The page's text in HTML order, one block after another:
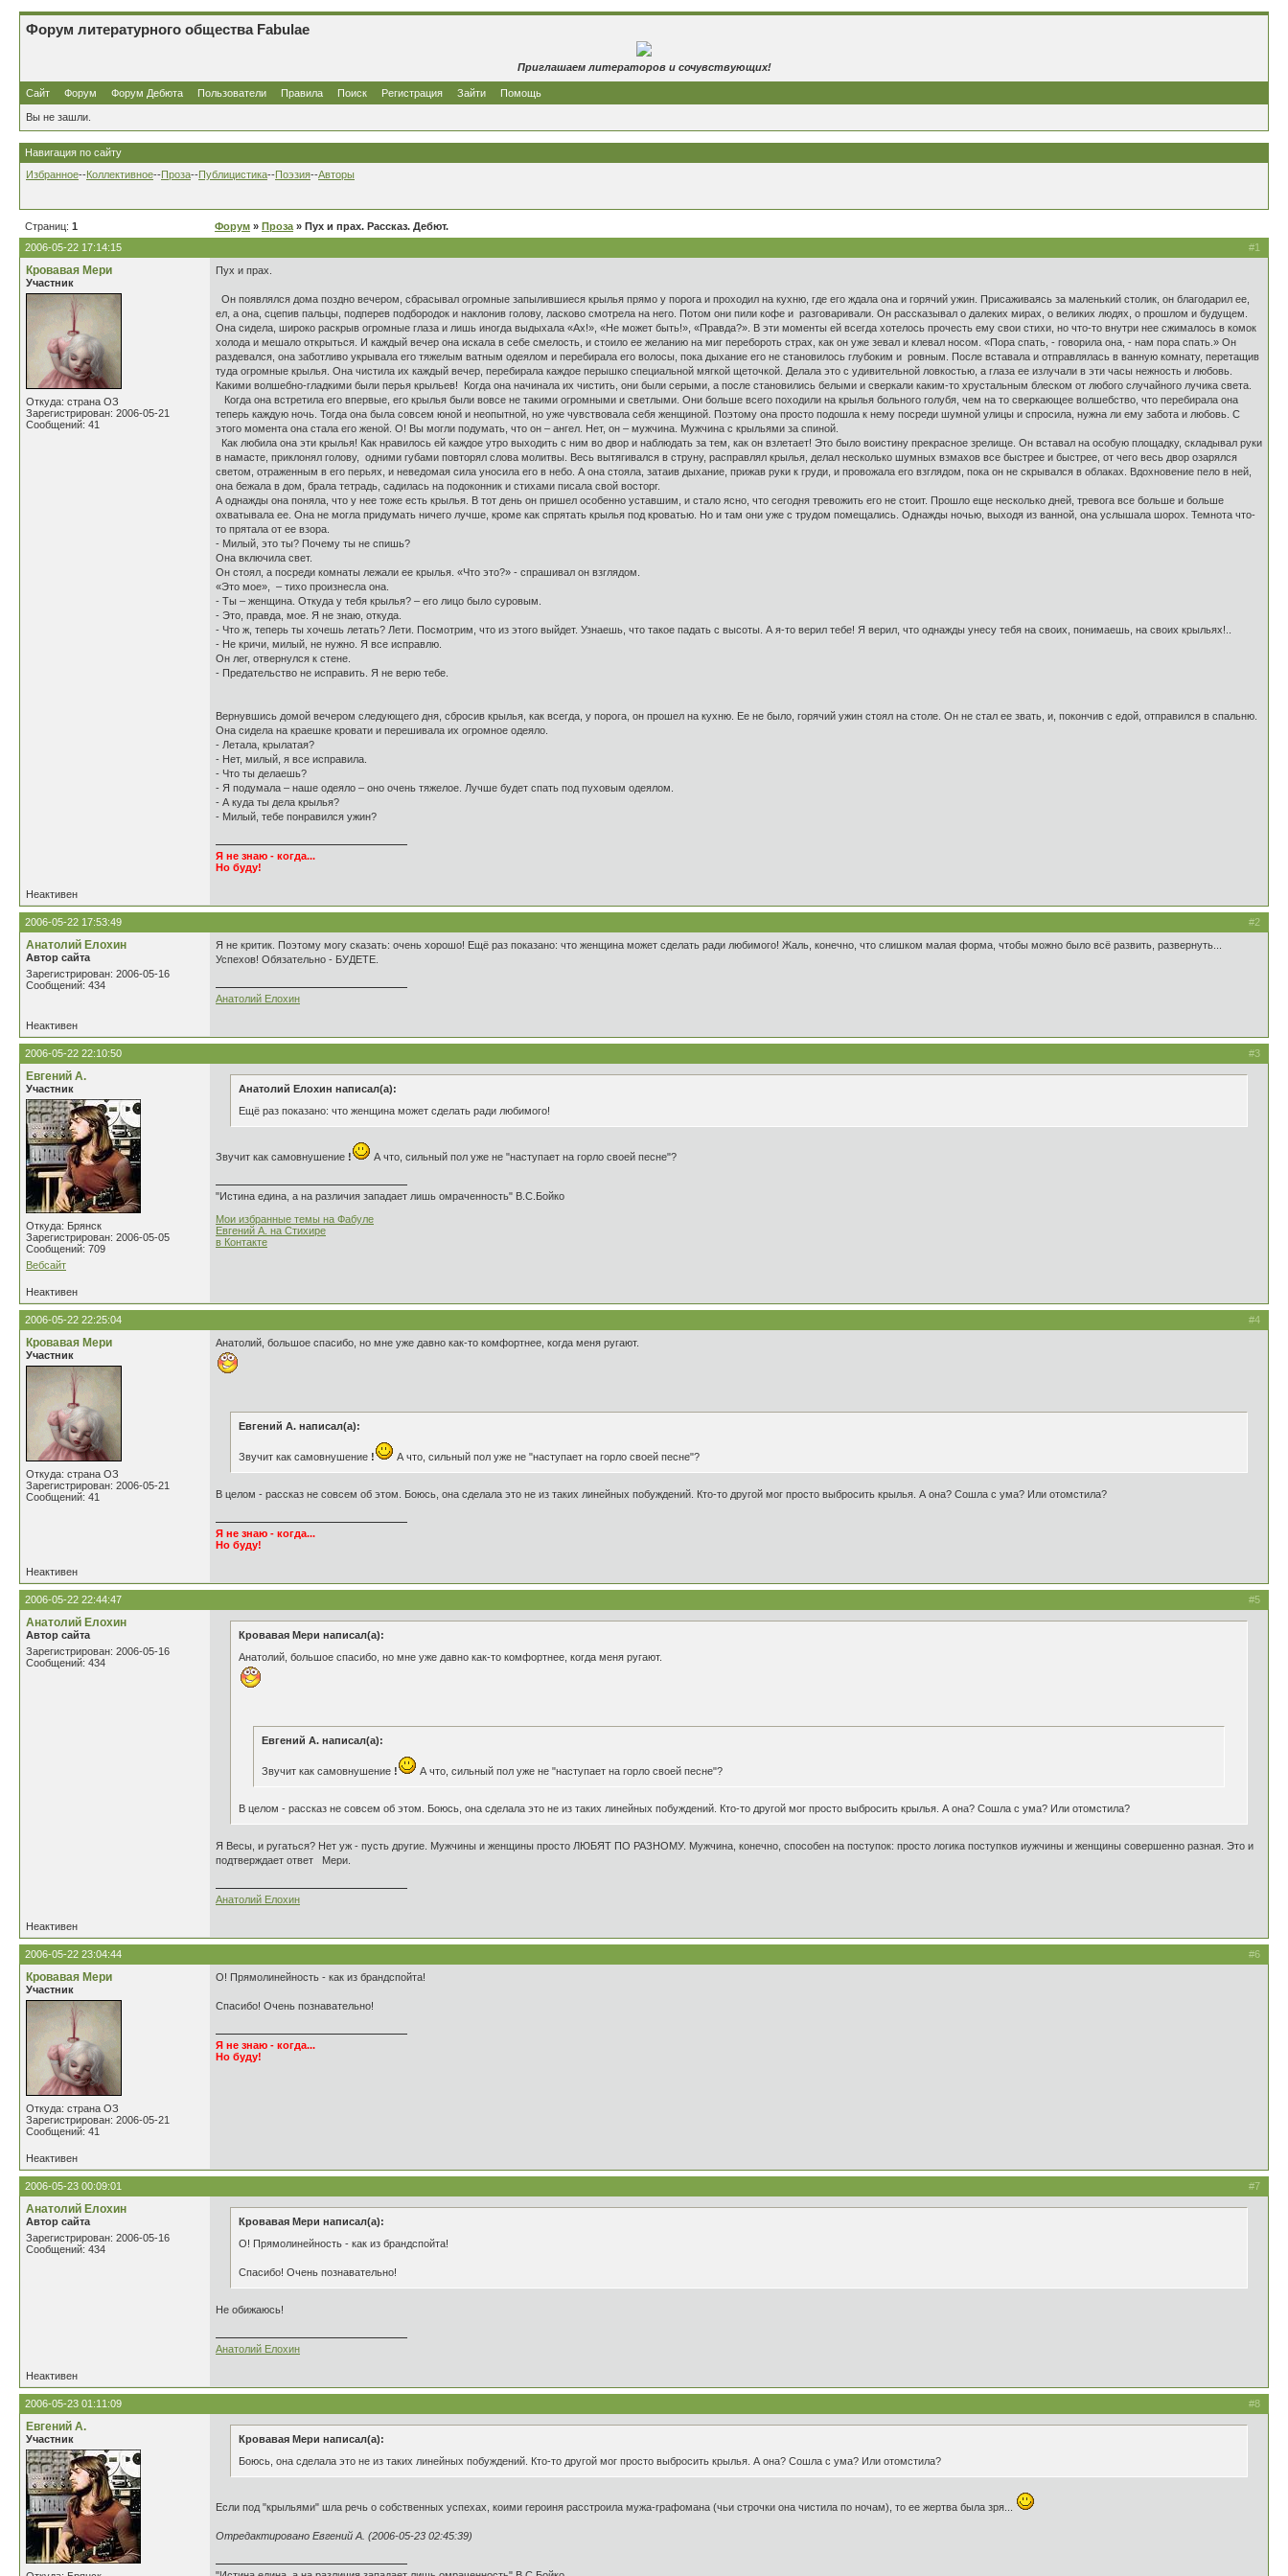
Форум литературного общества Fabulae
Приглашаем литераторов и сочувствующих!
Сайт Форум Форум Дебюта Пользователи Правила Поиск Регистрация Зайти Помощь
Вы не зашли.
Навигация по сайту
Избранное--Коллективное--Проза--Публицистика--Поэзия--Авторы
Страниц: 1 Форум » Проза » Пух и прах. Рассказ. Дебют.
#1
2006-05-22 17:14:15
Кровавая Мери
Участник
Откуда: страна ОЗ
Зарегистрирован: 2006-05-21
Сообщений: 41
Пух и прах.
Он появлялся дома поздно вечером, сбрасывал огромные запылившиеся крылья прямо у порога и проходил на кухню, где его ждала она и горячий ужин. Присаживаясь за маленький столик, он благодарил ее,
ел, а она, сцепив пальцы, подперев подбородок и наклонив голову, ласково смотрела на него. Потом они пили кофе и разговаривали. Он рассказывал о далеких мирах, о великих людях, о прошлом и будущем.
Она сидела, широко раскрыв огромные глаза и лишь иногда выдыхала «Ах!», «Не может быть!», «Правда?». В эти моменты ей всегда хотелось прочесть ему свои стихи, но что-то внутри нее сжималось в комок
холода и мешало открыться. И каждый вечер она искала в себе смелость, и стоило ее желанию на миг перебороть страх, как он уже зевал и клевал носом. «Пора спать, - говорила она, - нам пора спать.» Он
раздевался, она заботливо укрывала его тяжелым ватным одеялом и перебирала его волосы, пока дыхание его не становилось глубоким и ровным. После вставала и отправлялась в ванную комнату, перетащив
туда огромные крылья. Она чистила их каждый вечер, перебирала каждое перышко специальной мягкой щеточкой. Делала это с удивительной ловкостью, а глаза ее излучали в эти часы нежность и любовь.
Какими волшебно-гладкими были перья крыльев! Когда она начинала их чистить, они были серыми, а после становились белыми и сверкали каким-то хрустальным блеском от любого случайного лучика света.
Когда она встретила его впервые, его крылья были вовсе не такими огромными и светлыми. Они больше всего походили на крылья больного голубя, чем на то сверкающее волшебство, что перебирала она
теперь каждую ночь. Тогда она была совсем юной и неопытной, но уже чувствовала себя женщиной. Поэтому она просто подошла к нему посреди шумной улицы и спросила, нужна ли ему забота и любовь. С
этого момента она стала его женой. О! Вы могли подумать, что он – ангел. Нет, он – мужчина. Мужчина с крыльями за спиной.
Как любила она эти крылья! Как нравилось ей каждое утро выходить с ним во двор и наблюдать за тем, как он взлетает! Это было воистину прекрасное зрелище. Он вставал на особую площадку, складывал руки
в намасте, приклонял голову, одними губами повторял слова молитвы. Весь вытягивался в струну, расправлял крылья, делал несколько шумных взмахов все быстрее и быстрее, от чего весь двор озарялся
светом, отраженным в его перьях, и неведомая сила уносила его в небо. А она стояла, затаив дыхание, прижав руки к груди, и провожала его взглядом, пока он не скрывался в облаках. Вдохновение пело в ней,
она бежала в дом, брала тетрадь, садилась на подоконник и стихами писала свой восторг.
А однажды она поняла, что у нее тоже есть крылья. В тот день он пришел особенно уставшим, и стало ясно, что сегодня тревожить его не стоит. Прошло еще несколько дней, тревога все больше и больше
охватывала ее. Она не могла придумать ничего лучше, кроме как спрятать крылья под кроватью. Но и там они уже с трудом помещались. Однажды ночью, выходя из ванной, она услышала шорох. Темнота что-
то прятала от ее взора.
- Милый, это ты? Почему ты не спишь?
Она включила свет.
Он стоял, а посреди комнаты лежали ее крылья. «Что это?» - спрашивал он взглядом.
«Это мое», – тихо произнесла она.
- Ты – женщина. Откуда у тебя крылья? – его лицо было суровым.
- Это, правда, мое. Я не знаю, откуда.
- Что ж, теперь ты хочешь летать? Лети. Посмотрим, что из этого выйдет. Узнаешь, что такое падать с высоты. А я-то верил тебе! Я верил, что однажды унесу тебя на своих, понимаешь, на своих крыльях!..
- Не кричи, милый, не нужно. Я все исправлю.
Он лег, отвернулся к стене.
- Предательство не исправить. Я не верю тебе.
Вернувшись домой вечером следующего дня, сбросив крылья, как всегда, у порога, он прошел на кухню. Ее не было, горячий ужин стоял на столе. Он не стал ее звать, и, покончив с едой, отправился в спальню.
Она сидела на краешке кровати и перешивала их огромное одеяло.
- Летала, крылатая?
- Нет, милый, я все исправила.
- Что ты делаешь?
- Я подумала – наше одеяло – оно очень тяжелое. Лучше будет спать под пуховым одеялом.
- А куда ты дела крылья?
- Милый, тебе понравился ужин?
Я не знаю - когда...
Но буду!
Неактивен
#2
2006-05-22 17:53:49
Анатолий Елохин
Автор сайта
Зарегистрирован: 2006-05-16
Сообщений: 434
Я не критик. Поэтому могу сказать: очень хорошо! Ещё раз показано: что женщина может сделать ради любимого! Жаль, конечно, что слишком малая форма, чтобы можно было всё развить, развернуть...
Успехов! Обязательно - БУДЕТЕ.
Анатолий Елохин
Неактивен
#3
2006-05-22 22:10:50
Евгений А.
Участник
Откуда: Брянск
Зарегистрирован: 2006-05-05
Сообщений: 709
Вебсайт
Анатолий Елохин написал(а):
Ещё раз показано: что женщина может сделать ради любимого!
Звучит как самовнушение ! А что, сильный пол уже не "наступает на горло своей песне"?
"Истина едина, а на различия западает лишь омраченность" В.С.Бойко
Мои избранные темы на Фабуле
Евгений А. на Стихире
в Контакте
Неактивен
#4
2006-05-22 22:25:04
Кровавая Мери
Участник
Откуда: страна ОЗ
Зарегистрирован: 2006-05-21
Сообщений: 41
Анатолий, большое спасибо, но мне уже давно как-то комфортнее, когда меня ругают.
Евгений А. написал(а):
Звучит как самовнушение ! А что, сильный пол уже не "наступает на горло своей песне"?
В целом - рассказ не совсем об этом. Боюсь, она сделала это не из таких линейных побуждений. Кто-то другой мог просто выбросить крылья. А она? Сошла с ума? Или отомстила?
Я не знаю - когда...
Но буду!
Неактивен
#5
2006-05-22 22:44:47
Анатолий Елохин
Автор сайта
Зарегистрирован: 2006-05-16
Сообщений: 434
Кровавая Мери написал(а):
Анатолий, большое спасибо, но мне уже давно как-то комфортнее, когда меня ругают.
Евгений А. написал(а):
Звучит как самовнушение ! А что, сильный пол уже не "наступает на горло своей песне"?
В целом - рассказ не совсем об этом. Боюсь, она сделала это не из таких линейных побуждений. Кто-то другой мог просто выбросить крылья. А она? Сошла с ума? Или отомстила?
Я Весы, и ругаться? Нет уж - пусть другие. Мужчины и женщины просто ЛЮБЯТ ПО РАЗНОМУ. Мужчина, конечно, способен на поступок: просто логика поступков иужчины и женщины совершенно разная. Это и
подтверждает ответ Мери.
Анатолий Елохин
Неактивен
#6
2006-05-22 23:04:44
Кровавая Мери
Участник
Откуда: страна ОЗ
Зарегистрирован: 2006-05-21
Сообщений: 41
О! Прямолинейность - как из брандспойта!
Спасибо! Очень познавательно!
Я не знаю - когда...
Но буду!
Неактивен
#7
2006-05-23 00:09:01
Анатолий Елохин
Автор сайта
Зарегистрирован: 2006-05-16
Сообщений: 434
Кровавая Мери написал(а):
О! Прямолинейность - как из брандспойта!
Спасибо! Очень познавательно!
Не обижаюсь!
Анатолий Елохин
Неактивен
#8
2006-05-23 01:11:09
Евгений А.
Участник
Кровавая Мери написал(а):
Боюсь, она сделала это не из таких линейных побуждений. Кто-то другой мог просто выбросить крылья. А она? Сошла с ума? Или отомстила?
Если под "крыльями" шла речь о собственных успехах, коими героиня расстроила мужа-графомана (чьи строчки она чистила по ночам), то ее жертва была зря...
Отредактировано Евгений А. (2006-05-23 02:45:39)